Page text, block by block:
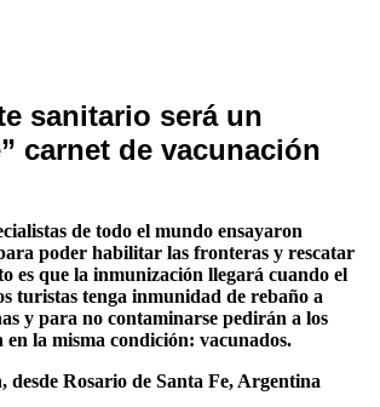
sanitario será un
carnet de vacunación
de todo el mundo ensayaron
poder habilitar las fronteras y rescatar
es que la inmunización llegará cuando el
turistas tenga inmunidad de rebaño a
y para no contaminarse pedirán a los
en la misma condición: vacunados.
Rosario de Santa Fe, Argentina